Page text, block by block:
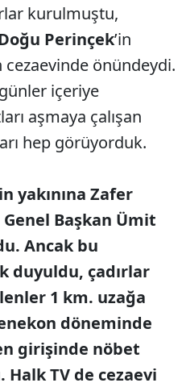
kurulmuştu,
Perinçek’in
cezaevinde önündeydi.
içeriye
aşmaya çalışan
hep görüyorduk.
yakınına Zafer
Başkan Ümit
Ancak bu
duyuldu, çadırlar
1 km. uzağa
döneminde
girişinde nöbet
TV de cezaevi